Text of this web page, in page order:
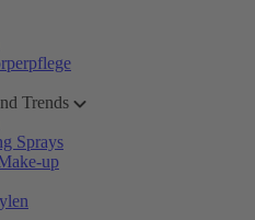
Trends
Sprays
up